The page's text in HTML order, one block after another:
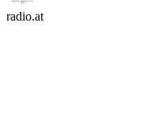
radio.at